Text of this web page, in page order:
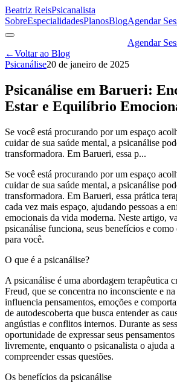
Beatriz ReisPsicanalista
SobreEspecialidadesPlanosBlogAgendar
Agendar
←Voltar ao Blog
Psicanálise20 de janeiro de 2025
Psicanálise em Barueri:
Estar e Equilíbrio
Se você está procurando por um espaço
cuidar de sua saúde mental, a psicanálise
transformadora. Em Barueri, essa p...
Se você está procurando por um espaço
cuidar de sua saúde mental, a psicanálise
transformadora. Em Barueri, essa prática
cada vez mais espaço, ajudando pessoas a
emocionais da vida moderna. Neste artigo,
psicanálise funciona, seus benefícios e como
para você.
O que é a psicanálise?
A psicanálise é uma abordagem terapêutica
Freud, que se concentra no inconsciente e
influencia pensamentos, emoções e
de autodescoberta que busca entender as
angústias e conflitos internos. Durante as
oportunidade de expressar seus
livremente, enquanto o psicanalista o ajuda
compreender essas questões.
Os benefícios da psicanálise